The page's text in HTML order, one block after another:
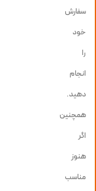
سفارش
خود
را
انجام
دهید.
همچنین
اگر
هنوز
مناسب